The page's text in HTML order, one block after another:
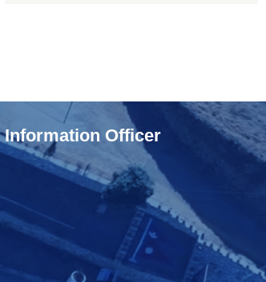
Information Officer